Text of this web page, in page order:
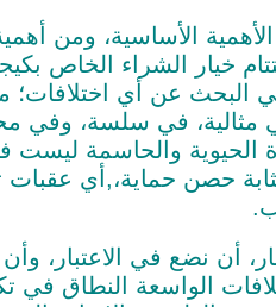
الأهمية الأساسية، ومن
خيار الشراء
البحث عن أي اختلافات؛
مثالية، في سلسة، وفي
الحيوية والحاسمة
حصن حماية،,أي
أن نضع في الاعتبار،
الواسعة النطاق في